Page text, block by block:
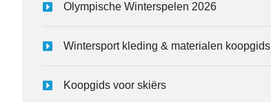
Olympische Winterspelen 2026
Wintersport kleding & materialen koopgids
Koopgids voor skiërs